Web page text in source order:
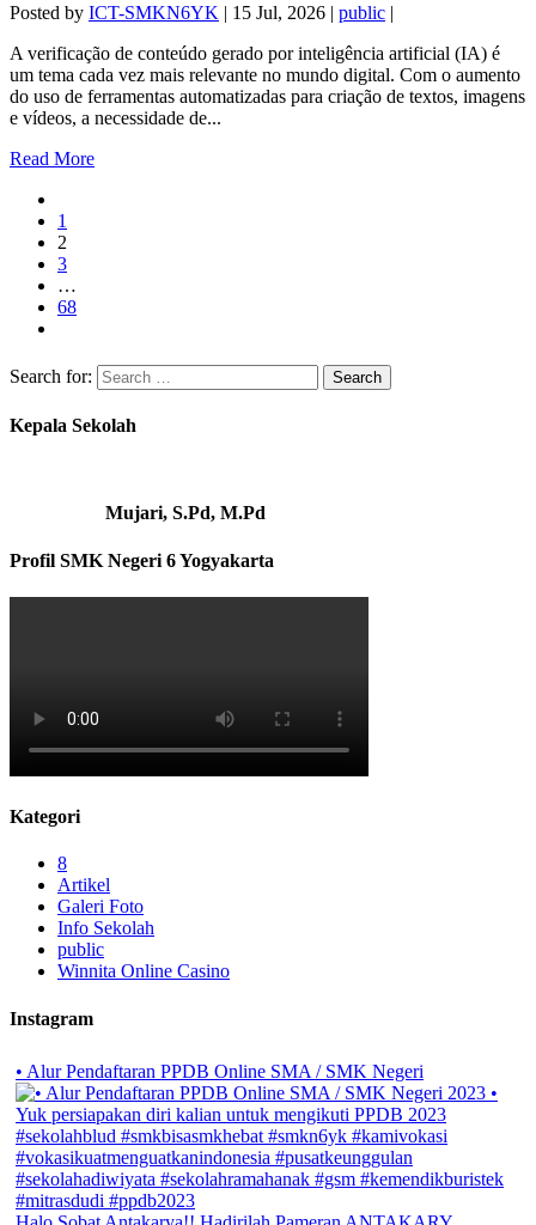
Posted by ICT-SMKN6YK | 15 Jul, 2026 | public |
A verificação de conteúdo gerado por inteligência artificial (IA) é
um tema cada vez mais relevante no mundo digital. Com o aumento
do uso de ferramentas automatizadas para criação de textos, imagens
e vídeos, a necessidade de...
Read More
1
2
3
…
68
Search for:
Kepala Sekolah
Mujari, S.Pd, M.Pd
Profil SMK Negeri 6 Yogyakarta
Kategori
8
Artikel
Galeri Foto
Info Sekolah
public
Winnita Online Casino
Instagram
• Alur Pendaftaran PPDB Online SMA / SMK Negeri